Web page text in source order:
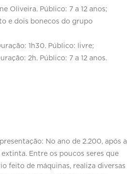
Oliveira. Público: 7 a 12 anos;
e dois bonecos do grupo
1h30. Público: livre;
2h. Público: 7 a 12 anos.
No ano de 2.200, após a
Entre os poucos seres que
feito de máquinas, realiza diversas